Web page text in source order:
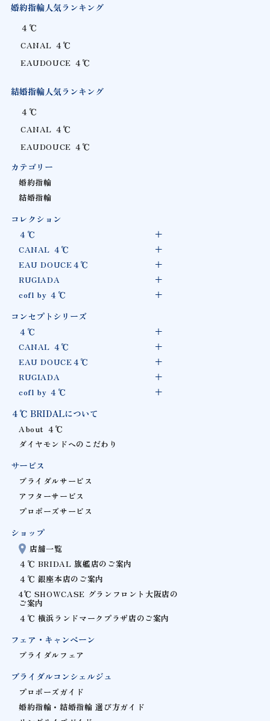
婚約指輪人気ランキング
４℃
CANAL ４℃
EAUDOUCE ４℃
結婚指輪人気ランキング
４℃
CANAL ４℃
EAUDOUCE ４℃
カテゴリー
婚約指輪
結婚指輪
コレクション
４℃
CANAL ４℃
EAU DOUCE４℃
RUGIADA
cofl by ４℃
コンセプトシリーズ
４℃
CANAL ４℃
EAU DOUCE４℃
RUGIADA
cofl by ４℃
４℃ BRIDALについて
About ４℃
ダイヤモンドへのこだわり
サービス
ブライダルサービス
アフターサービス
プロポーズサービス
ショップ
店舗一覧
４℃ BRIDAL 旗艦店のご案内
４℃ 銀座本店のご案内
4℃ SHOWCASE グランフロント大阪店の
ご案内
４℃ 横浜ランドマークプラザ店のご案内
フェア・キャンペーン
ブライダルフェア
ブライダルコンシェルジュ
プロポーズガイド
婚約指輪・結婚指輪 選び方ガイド